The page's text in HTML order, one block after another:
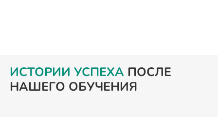
ИСТОРИИ УСПЕХА ПОСЛЕ
НАШЕГО ОБУЧЕНИЯ